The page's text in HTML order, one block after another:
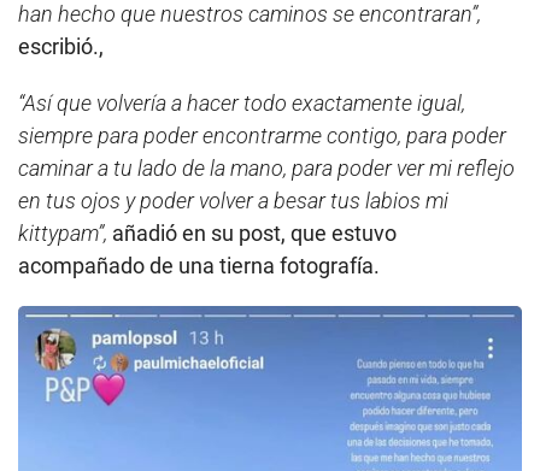
han hecho que nuestros caminos se encontraran”,
escribió.,
“Así que volvería a hacer todo exactamente igual,
siempre para poder encontrarme contigo, para poder
caminar a tu lado de la mano, para poder ver mi reflejo
en tus ojos y poder volver a besar tus labios mi
kittypam”, añadió en su post, que estuvo
acompañado de una tierna fotografía.